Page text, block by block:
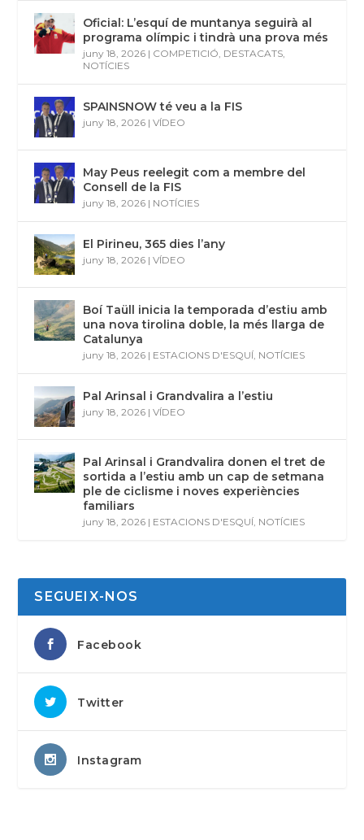
Oficial: L’esquí de muntanya seguirà al
programa olímpic i tindrà una prova més
juny 18, 2026 | COMPETICIÓ, DESTACATS,
NOTÍCIES
SPAINSNOW té veu a la FIS
juny 18, 2026 |VÍDEO
May Peus reelegit com a membre del
Consell de la FIS
juny 18, 2026 | NOTÍCIES
El Pirineu, 365 dies l’any
juny 18, 2026 |VÍDEO
Boí Taüll inicia la temporada d’estiu amb
una nova tirolina doble, la més llarga de
Catalunya
juny 18, 2026 | ESTACIONS D'ESQUÍ, NOTÍCIES
Pal Arinsal i Grandvalira a l’estiu
juny 18, 2026 |VÍDEO
Pal Arinsal i Grandvalira donen el tret de
sortida a l’estiu amb un cap de setmana
ple de ciclisme i noves experiències
familiars
juny 18, 2026 | ESTACIONS D'ESQUÍ, NOTÍCIES
SEGUEIX-NOS
Facebook
Twitter
Instagram